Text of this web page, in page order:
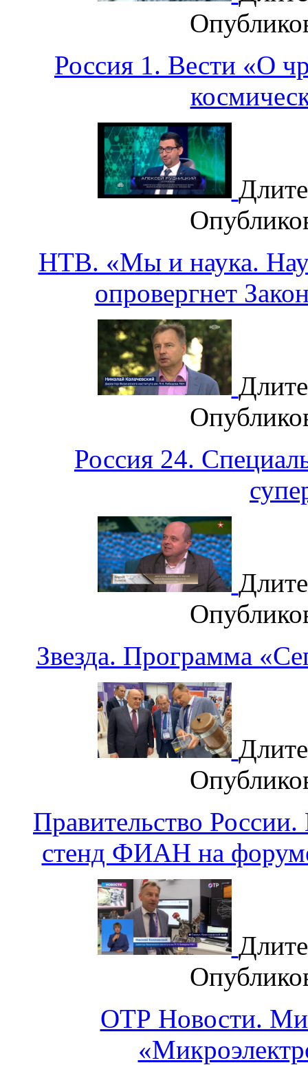
Россия 1. Вести «О
НТВ. «Мы и наука.
опровергнет
Россия 24.
Звезда. Программа
Правительство
стенд ФИАН на
ОТР Новости.